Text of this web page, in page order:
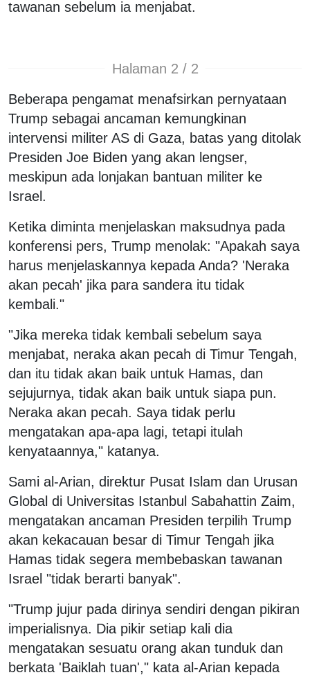
tawanan sebelum ia menjabat.
Halaman 2 / 2
Beberapa pengamat menafsirkan pernyataan
Trump sebagai ancaman kemungkinan
intervensi militer AS di Gaza, batas yang ditolak
Presiden Joe Biden yang akan lengser,
meskipun ada lonjakan bantuan militer ke
Israel.
Ketika diminta menjelaskan maksudnya pada
konferensi pers, Trump menolak: "Apakah saya
harus menjelaskannya kepada Anda? 'Neraka
akan pecah' jika para sandera itu tidak
kembali."
"Jika mereka tidak kembali sebelum saya
menjabat, neraka akan pecah di Timur Tengah,
dan itu tidak akan baik untuk Hamas, dan
sejujurnya, tidak akan baik untuk siapa pun.
Neraka akan pecah. Saya tidak perlu
mengatakan apa-apa lagi, tetapi itulah
kenyataannya," katanya.
Sami al-Arian, direktur Pusat Islam dan Urusan
Global di Universitas Istanbul Sabahattin Zaim,
mengatakan ancaman Presiden terpilih Trump
akan kekacauan besar di Timur Tengah jika
Hamas tidak segera membebaskan tawanan
Israel "tidak berarti banyak".
"Trump jujur ​​pada dirinya sendiri dengan pikiran
imperialisnya. Dia pikir setiap kali dia
mengatakan sesuatu orang akan tunduk dan
berkata 'Baiklah tuan'," kata al-Arian kepada